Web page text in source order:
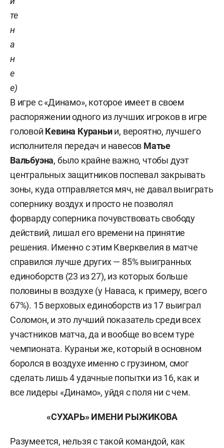
те
н
а
н
е
е)
В игре с «Динамо», которое имеет в своем
распоряжении одного из лучших игроков в игре
головой Кевина Кураньии, вероятно, лучшего
исполнителя передач и навесов Матье
Вальбуэна, было крайне важно, чтобы дуэт
центральных защитников поспевал закрывать
зоны, куда отправляется мяч, не давал выиграть
сопернику воздух и просто не позволял
форварду соперника почувствовать свободу
действий, лишал его времени на принятие
решения. Именно с этим Кверквелия в матче
справился лучше других — 85% выигранных
единоборств (23 из 27), из которых больше
половины в воздухе (у Наваса, к примеру, всего
67%). 15 верховых единоборств из 17 выиграл
Соломон, и это лучший показатель среди всех
участников матча, да и вообще во всем туре
чемпионата. Кураньи же, который в основном
боролся в воздухе именно с грузином, смог
сделать лишь 4 удачные попытки из 16, как и
все лидеры «Динамо», уйдя с поля ни с чем.
«СУХАРЬ» ИМЕНИ РЫЖИКОВА
Разумеется, нельзя с такой командой, как